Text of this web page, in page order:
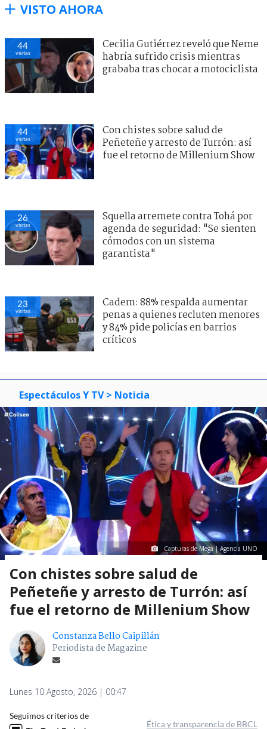
VISTO AHORA
44
visitas
Cecilia Gutiérrez reveló que Neme
habría sufrido crisis mientras
grababa tras chocar a motociclista
44
visitas
Con chistes sobre salud de
Peñeteñe y arresto de Turrón: así
fue el retorno de Millenium Show
26
visitas
Squella arremete contra Tohá por
agenda de seguridad: "Se sienten
cómodos con un sistema
garantista"
23
visitas
Cadem: 88% respalda aumentar
penas a quienes recluten menores
y 84% pide policías en barrios
críticos
Espectáculos Y TV > Noticia
Capturas de Mega | Agencia UNO
Con chistes sobre salud de
Peñeteñe y arresto de Turrón: así
fue el retorno de Millenium Show
Constanza Bello Caipillán
Periodista de Magazine
Lunes 10 Agosto, 2026 | 00:47
Seguimos criterios de
Ética y transparencia de BBCL